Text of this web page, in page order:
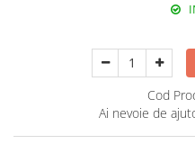
Cod
Ai nevoie de